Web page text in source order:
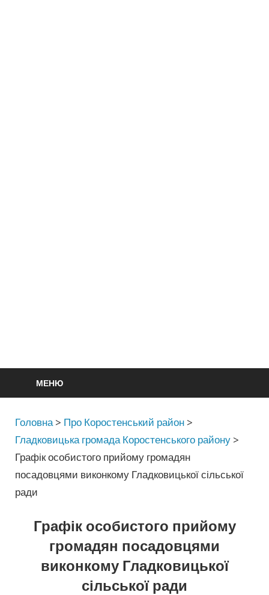
МЕНЮ
Головна > Про Коростенський район >
Гладковицька громада Коростенського району >
Графік особистого прийому громадян
посадовцями виконкому Гладковицької сільської
ради
Графік особистого прийому
громадян посадовцями
виконкому Гладковицької
сільської ради